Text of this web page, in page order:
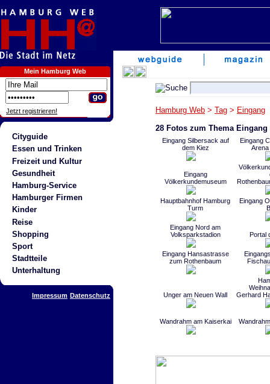
Mein Hamburg Web
Jetzt registrieren!
Cityguide
Essen und Trinken
Freizeit und Kultur
Gesundheit
Hamburg-Service
Hamburger Firmen
Kinder
Reise
Shopping
Sport
Stadtteile
Unterhaltung
Impressum Datenschutz
Hamburg Web > Tag > Eingang
28 Fotos zum Thema Eingang
Eingang Silbersack auf
dem Kiez
Eingang
Eingang
Völkerkundemuseum
Hauptbahnhof Hamburg
Turm
Eingang
Eingang Nord am
Volksparkstadion
Portal
Eingang Hansastrasse
zum Rothenbaum
Unger am Neuen Wall
Gerhard
Wandrahm am Kaiserkai